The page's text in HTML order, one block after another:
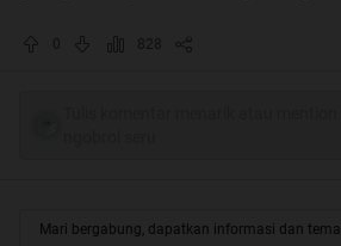
828
Mari bergabung, dapatkan informasi dan